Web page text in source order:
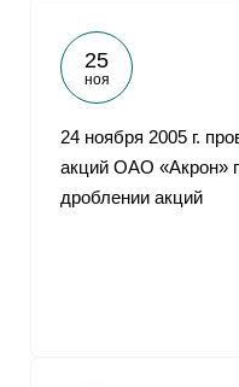
25
ноя
24 ноября 2005 г.
акций ОАО «Акрон»
дроблении акций